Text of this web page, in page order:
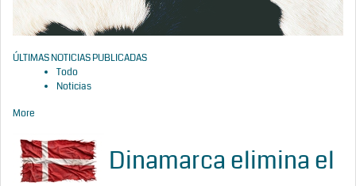
ÚLTIMAS NOTICIAS PUBLICADAS
Todo
Noticias
More
Dinamarca elimina el